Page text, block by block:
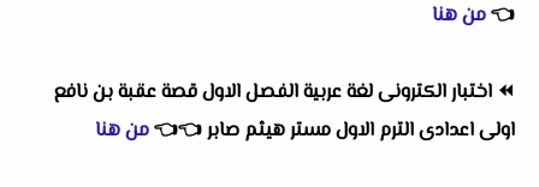
👈من هنا
⏪ اختبار الكترونى لغة عربية الفصل الاول قصة عقبة بن نافع
اولى اعدادى الترم الاول مستر هيثم صابر👈
👈من هنا